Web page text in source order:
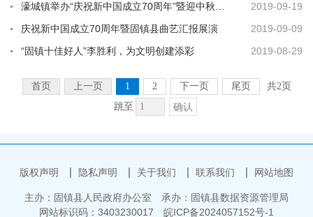
2019-09-19
濠城镇举办“庆祝新中国成立70周年”暨迎中秋庆团圆广场舞大赛
2019-09-09
庆祝新中国成立70周年暨固镇县曲艺汇报展演
2019-08-29
“固镇十佳好人”李胜利，为文明创建添彩
首页 上一页 1 2 下一页 尾页
共2页
跳至
确认
版权声明 隐私声明 关于我们 联系我们 网站地图
主办：固镇县人民政府办公室
承办：固镇县数据资源管理局
网站标识码：3403230017
皖ICP备2024057152号-1